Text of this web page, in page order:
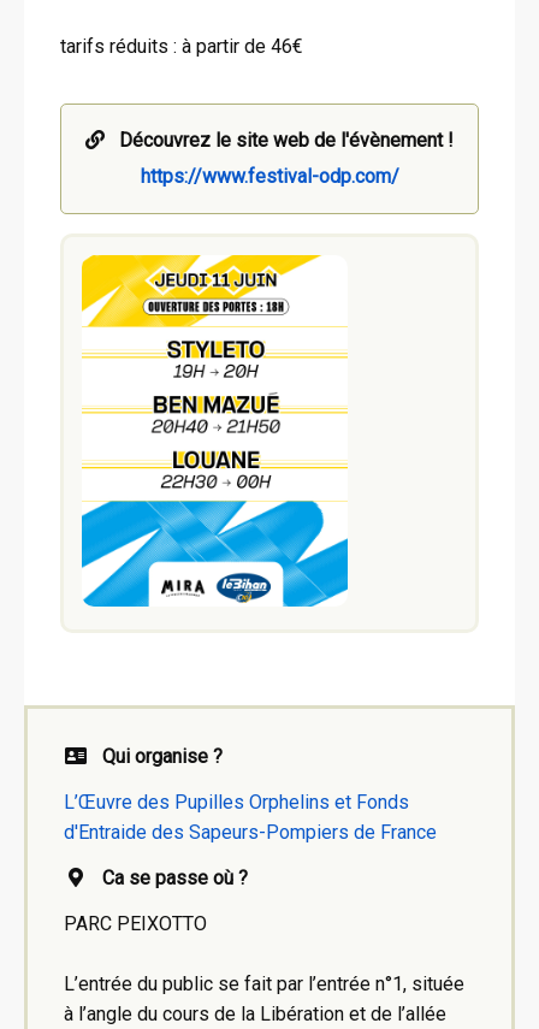
tarifs réduits : à partir de 46€
Découvrez le site web de l'évènement !
https://www.festival-odp.com/
Qui organise ?
L’Œuvre des Pupilles Orphelins et Fonds
d'Entraide des Sapeurs-Pompiers de France
Ca se passe où ?
PARC PEIXOTTO
L’entrée du public se fait par l’entrée n°1, située
à l’angle du cours de la Libération et de l’allée